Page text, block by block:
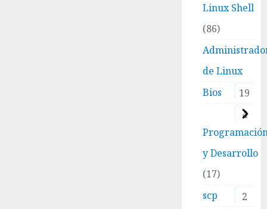
Linux Shell
86
de Linux
19
Bios
4
y Desarrollo
17
scp
2